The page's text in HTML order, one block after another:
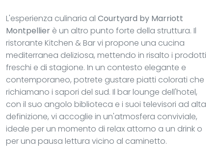
L'esperienza culinaria al Courtyard by Marriott
Montpellier è un altro punto forte della struttura. Il
ristorante Kitchen & Bar vi propone una cucina
mediterranea deliziosa, mettendo in risalto i prodotti
freschi e di stagione. In un contesto elegante e
contemporaneo, potrete gustare piatti colorati che
richiamano i sapori del sud. Il bar lounge dell'hotel,
con il suo angolo biblioteca e i suoi televisori ad alta
definizione, vi accoglie in un'atmosfera conviviale,
ideale per un momento di relax attorno a un drink o
per una pausa lettura vicino al caminetto.